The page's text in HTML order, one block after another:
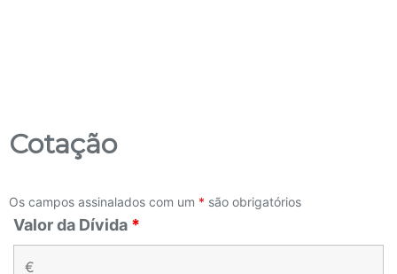
Cotação
Os campos assinalados com um * são obrigatórios
Valor da Dívida *